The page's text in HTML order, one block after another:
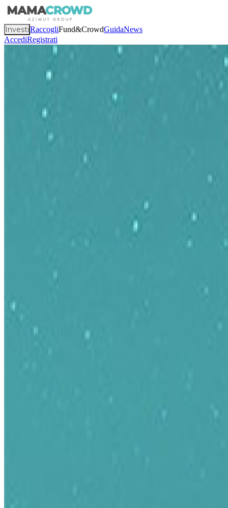
InvestiRaccogliFund&CrowdGuidaNews
AccediRegistrati